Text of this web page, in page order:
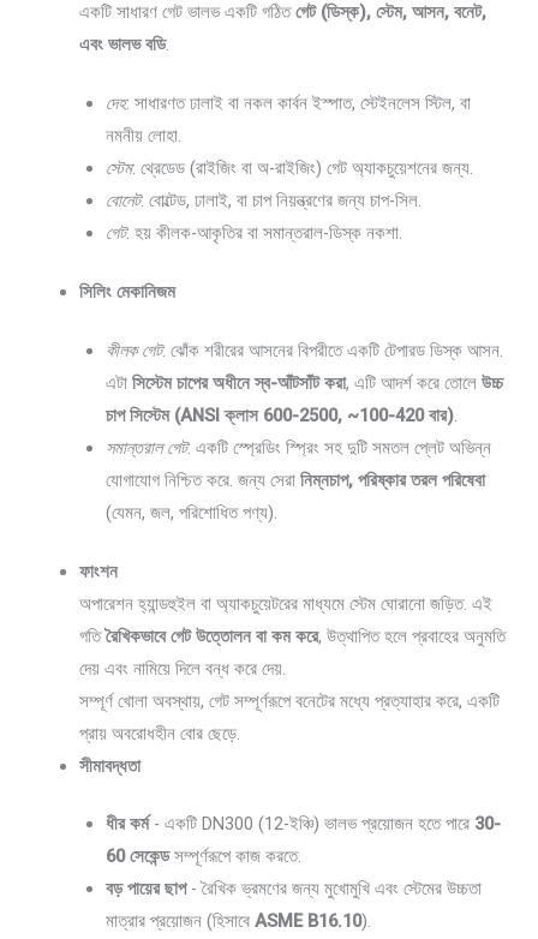
একটি সাধারণ গেট ভালভ একটি গঠিতগেট (ডিস্ক), স্টেম, আসন, বনেট,
এবং ভালভ বডি.
দেহ: সাধারণত ঢালাই বা নকল কার্বন ইস্পাত, স্টেইনলেস স্টিল, বা
নমনীয় লোহা.
স্টেম: থ্রেডেড (রাইজিং বা অ-রাইজিং) গেট অ্যাকচুয়েশনের জন্য.
বোনেট: বোল্টেড, ঢালাই, বা চাপ নিয়ন্ত্রণের জন্য চাপ-সিল.
গেট: হয় কীলক-আকৃতির বা সমান্তরাল-ডিস্ক নকশা.
সিলিং মেকানিজম
কীলক গেট: ঝোঁক শরীরের আসনের বিপরীতে একটি টেপারড ডিস্ক আসন.
এটাসিস্টেম চাপের অধীনে স্ব-আঁটসাঁট করা, এটি আদর্শ করে তোলেউচ্চ
চাপ সিস্টেম (ANSI ক্লাস 600-2500, ~100-420 বার).
সমান্তরাল গেট: একটি স্প্রেডিং স্প্রিং সহ দুটি সমতল প্লেট অভিন্ন
যোগাযোগ নিশ্চিত করে. জন্য সেরানিম্নচাপ, পরিষ্কার তরল পরিষেবা
(যেমন, জল, পরিশোধিত পণ্য).
ফাংশন
অপারেশন হ্যান্ডহুইল বা অ্যাকচুয়েটরের মাধ্যমে স্টেম ঘোরানো জড়িত. এই
গতিরৈখিকভাবে গেট উত্তোলন বা কম করে, উত্থাপিত হলে প্রবাহের অনুমতি
দেয় এবং নামিয়ে দিলে বন্ধ করে দেয়.
সম্পূর্ণ খোলা অবস্থায়, গেট সম্পূর্ণরূপে বনেটের মধ্যে প্রত্যাহার করে, একটি
প্রায় অবরোধহীন বোর ছেড়ে.
সীমাবদ্ধতা
ধীর কর্ম- একটি DN300 (12-ইঞ্চি) ভালভ প্রয়োজন হতে পারে 30-
60 সেকেন্ডসম্পূর্ণরূপে কাজ করতে.
বড় পায়ের ছাপ- রৈখিক ভ্রমণের জন্য মুখোমুখি এবং স্টেমের উচ্চতা
মাত্রার প্রয়োজন (হিসাবেASME B16.10).